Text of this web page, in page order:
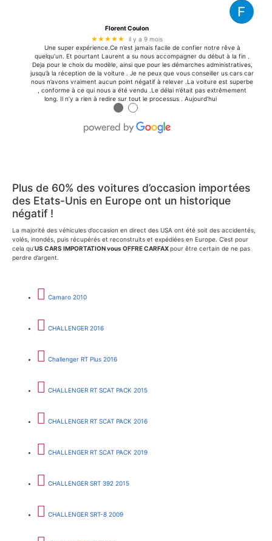
Florent Coulon
★★★★★
il y a 9 mois
Une super expérience.Ce n’est jamais facile de confier notre rêve à
quelqu’un. Et pourtant Laurent a su nous accompagner du début à la fin .
Deja pour le choix du modèle, ainsi que pour les démarches administratives,
jusqu’à la réception de la voiture . Je ne peux que vous conseiller us cars car
nous n’avons vraiment aucun point négatif à relever .La voiture est superbe
, conforme à ce qui nous a été vendu .Le délai n’était pas extrêmement
long. Il n’y a rien à redire sur tout le processus . Aujourd’hui
● ●
Plus de 60% des voitures d’occasion importées
des Etats-Unis en Europe ont un historique
négatif !
La majorité des véhicules d’occasion en direct des USA ont été soit des accidentés,
volés, inondés, puis récupérés et reconstruits et expédiées en Europe. C’est pour
cela qu’US CARS IMPORTATION vous OFFRE CARFAXpour être certain de ne pas
perdre d’argent.
Camaro 2010
CHALLENGER 2016
Challenger RT Plus 2016
CHALLENGER RT SCAT PACK 2015
CHALLENGER RT SCAT PACK 2016
CHALLENGER RT SCAT PACK 2019
CHALLENGER SRT 392 2015
CHALLENGER SRT-8 2009